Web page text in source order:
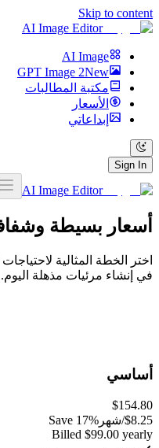
Skip to content
AI Image Editor
AI Image
GPT Image 2New
مكتبة المطالبات
الأسعار
إبداعاتي
Sign In
AI Image Editor
أسعار بسيطة
اختر الخطة المثالية
في إنشاء مرئيات مذهلة اليوم.
أساسي
$154.80
$8.25 /شهر Save 17%
Billed $99.00 yearly